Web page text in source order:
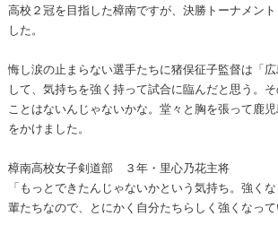
高校２冠を目指した樟南ですが、決勝トーナメン
した。
悔し涙の止まらない選手たちに猪俣征子監督は「
して、気持ちを強く持って試合に臨んだと思う。
ことはないんじゃないかな。堂々と胸を張って鹿
をかけました。
樟南高校女子剣道部 ３年・里心乃花主将
「もっとできたんじゃないかという気持ち。強く
輩たちなので、とにかく自分たちらしく強くなって